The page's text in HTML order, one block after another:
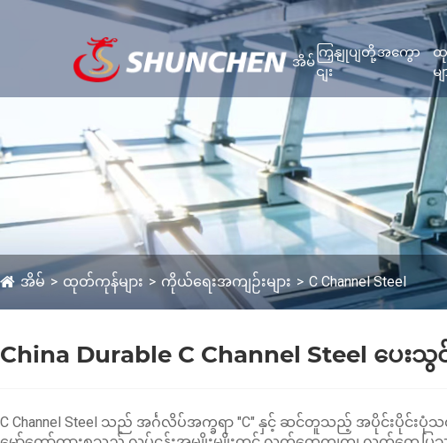
အိမ်
ကြှနျုပျတို့အကွော
ငျး
မျ
အိမ် ထုတ်ကုန်များ ကိုယ်ရေးအကျဉ်းများ C Channel Steel
China Durable C Channel Steel ပေး
C Channel Steel သည် အင်္ဂလိပ်အက္ခရာ "C" နှင့် ဆင်တူသည့် အပိုင်းပိုင်း